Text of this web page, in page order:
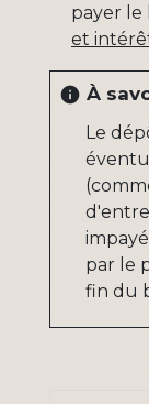
payer le
et
info À
Le
par le
fin du